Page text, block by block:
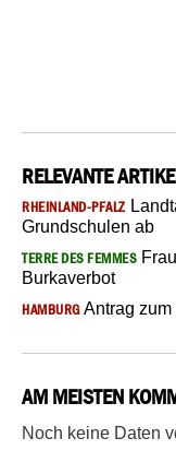
RELEVANTE
RHEINLAND-PFALZ
Grundschulen ab
TERRE DES FEMMES
Burkaverbot
HAMBURGAntrag zum
AM MEISTEN
Noch keine Daten